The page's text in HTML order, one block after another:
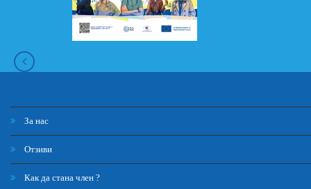
За нас
Отзиви
Как да стана член ?